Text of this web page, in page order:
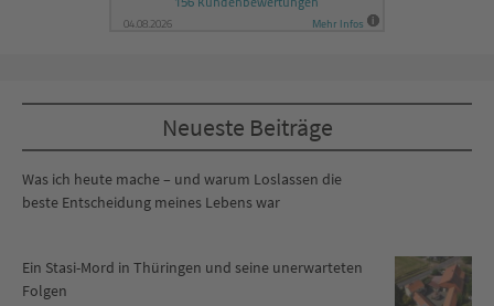
Neueste Beiträge
Was ich heute mache – und warum Loslassen die
beste Entscheidung meines Lebens war
Ein Stasi-Mord in Thüringen und seine unerwarteten
Folgen